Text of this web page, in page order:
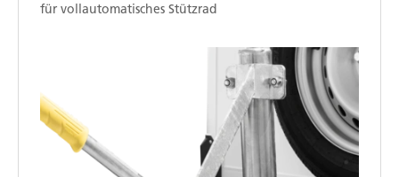
für vollautomatisches Stützrad